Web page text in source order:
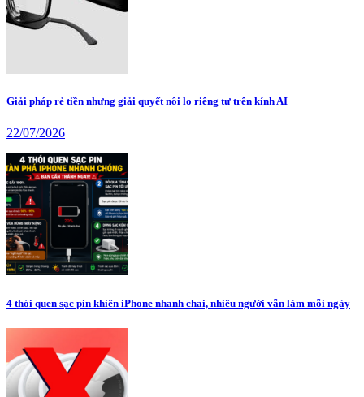
Giải pháp rẻ tiền nhưng giải quyết nỗi lo riêng tư trên kính AI
22/07/2026
4 thói quen sạc pin khiến iPhone nhanh chai, nhiều người vẫn làm mỗi ngày